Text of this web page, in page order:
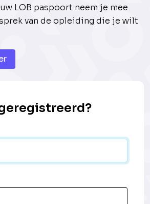
LOB paspoort neem je mee
van de opleiding die je wilt